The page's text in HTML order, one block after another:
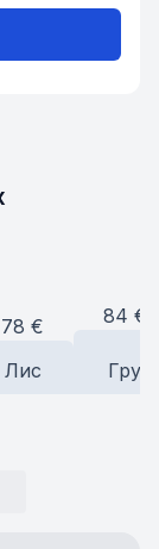
78 €
Лис
84 €
Гру